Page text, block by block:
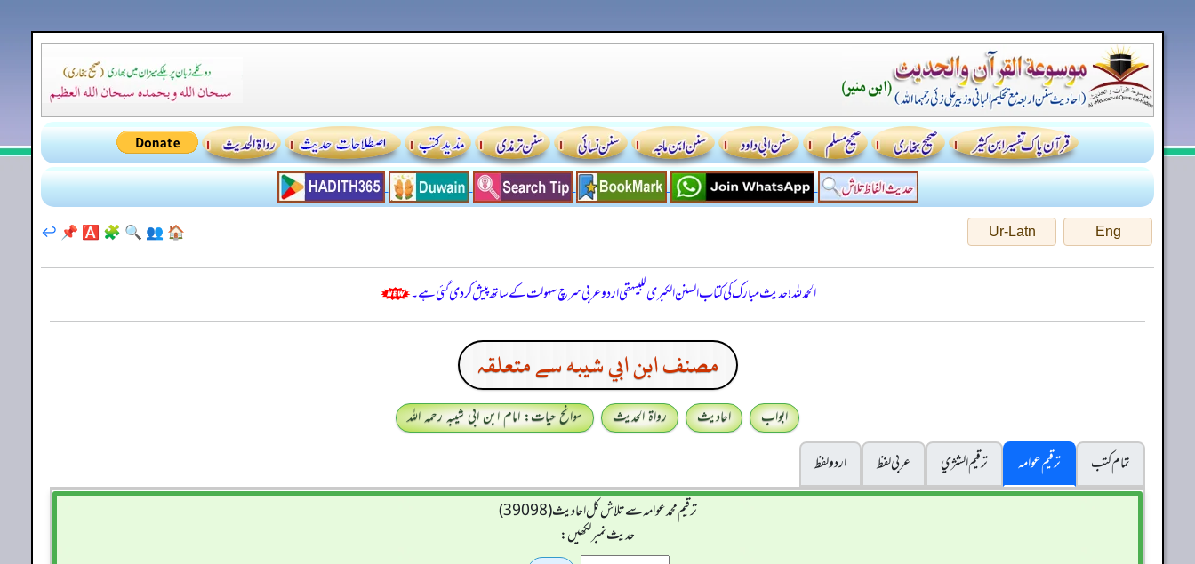
Eng
Ur-Latn
🏠
👥
🔍
🧩
🅰️
📌
↩️
الحمدللہ! حدیث مبارک کی کتاب السنن الكبرى للبيهقي اردو عربی سرچ سہولت کے ساتھ پیش کر دی گئی ہے۔
مصنف ابن ابي شيبه سے متعلقہ
ابواب احادیث رواۃ الحدیث
سوانح حیات: امام ابن ابی شیبہ رحمہ اللہ
تمام کتب
ترقیم عوامہ ترقيم الشژي عربی لفظ
اردو لفظ
ترقیم محمدعوامہ سے تلاش کل احادیث (39098)
حدیث نمبر لکھیں: